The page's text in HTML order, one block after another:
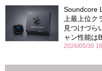
Soundcore
上最上位ク
見つけづ
ャン性能は
2026/05/30